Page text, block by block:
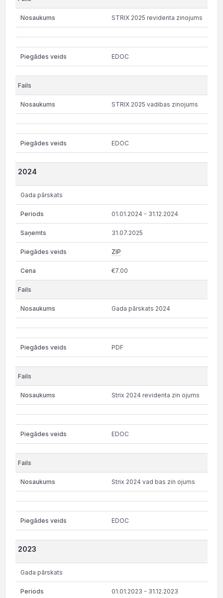
STRIX 2025 revidenta zinojums
EDOC
STRIX 2025 vadibas zinojums
EDOC
2024
Gada pārskats
01.01.2024 - 31.12.2024
31.07.2025
ZIP
€7.00
Gada pārskats 2024
PDF
Strix 2024 revidenta zin ojums
EDOC
Strix 2024 vad bas zin ojums
EDOC
2023
Gada pārskats
01.01.2023 - 31.12.2023